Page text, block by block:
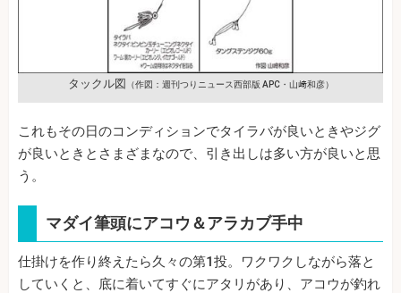
タックル図 （作図：週刊つりニュース西部版 APC・山﨑和彦）
これもその日のコンディションでタイラバが良いときやジグ
が良いときとさまざまなので、引き出しは多い方が良いと思
う。
マダイ筆頭にアコウ＆アラカブ手中
仕掛けを作り終えたら久々の第1投。ワクワクしながら落と
していくと、底に着いてすぐにアタリがあり、アコウが釣れ